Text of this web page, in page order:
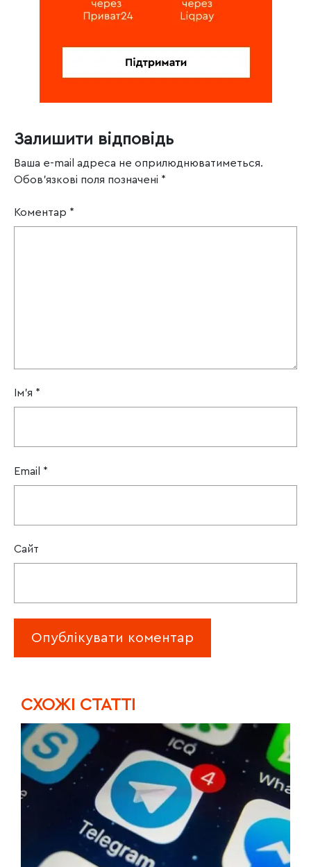
Залишити відповідь
Ваша e-mail адреса не оприлюднюватиметься.
Обов’язкові поля позначені *
Коментар *
Ім'я *
Email *
Сайт
CХОЖІ СТАТТІ